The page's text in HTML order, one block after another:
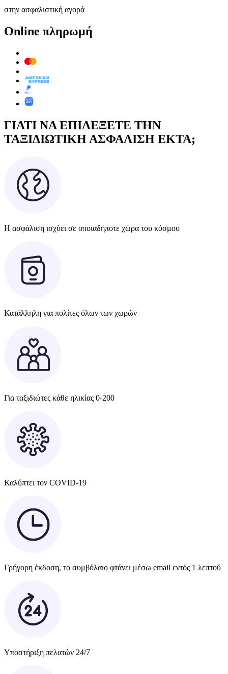
στην ασφαλιστική αγορά
Online πληρωμή
ΓΙΑΤΙ ΝΑ ΕΠΙΛΕΞΕΤΕ ΤΗΝ
ΤΑΞΙΔΙΩΤΙΚΗ ΑΣΦΑΛΙΣΗ EKTA;
Η ασφάλιση ισχύει σε οποιαδήποτε χώρα του κόσμου
Κατάλληλη για πολίτες όλων των χωρών
Για ταξιδιώτες κάθε ηλικίας 0-200
Καλύπτει τον COVID-19
Γρήγορη έκδοση, το συμβόλαιο φτάνει μέσω email εντός 1 λεπτού
Υποστήριξη πελατών 24/7